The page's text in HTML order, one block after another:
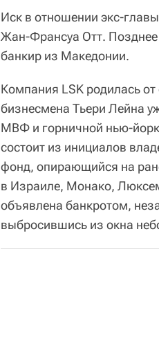
Иск в отношении экс-
Жан-Франсуа Отт.
банкир из Македонии.
Компания LSK родилась
бизнесмена Тьери Лейна
МВФ и горничной нью-
состоит из инициалов
фонд, опирающийся на
в Израиле, Монако,
объявлена банкротом,
выбросившись из окна